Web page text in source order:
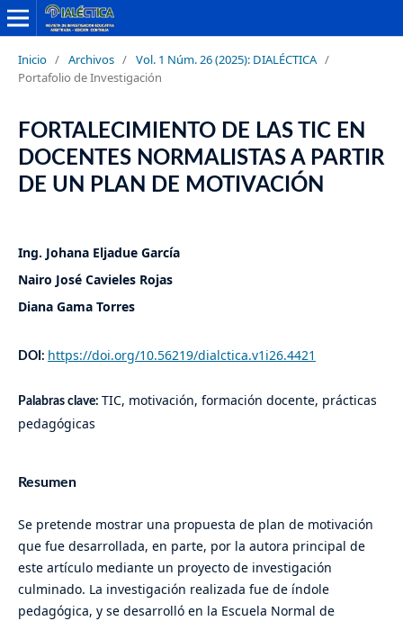
Inicio / Archivos / Vol. 1 Núm. 26 (2025): DIALÉCTICA /
Portafolio de Investigación
FORTALECIMIENTO DE LAS TIC EN
DOCENTES NORMALISTAS A PARTIR
DE UN PLAN DE MOTIVACIÓN
Ing. Johana Eljadue García
Nairo José Cavieles Rojas
Diana Gama Torres
DOI: https://doi.org/10.56219/dialctica.v1i26.4421
Palabras clave: TIC, motivación, formación docente, prácticas
pedagógicas
Resumen
Se pretende mostrar una propuesta de plan de motivación
que fue desarrollada, en parte, por la autora principal de
este artículo mediante un proyecto de investigación
culminado. La investigación realizada fue de índole
pedagógica, y se desarrolló en la Escuela Normal de